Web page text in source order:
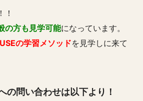
！
の方も見学可能になっています。
の学習メソッドを見学しに来て
の問い合わせは以下より！